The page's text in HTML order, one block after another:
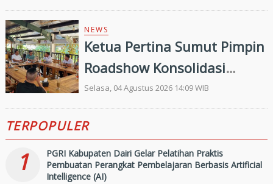
Labuhanbatu dan
Labuhanbatu Selatan Jelang
Porprovsu 2026
NEWS
Ketua Pertina Sumut Pimpin
Roadshow Konsolidasi
Jelang Porprovsu 2026,
Pastikan Kesiapan
Kontingen Kabupaten/Kota
Selasa, 04 Agustus 2026 14:09 WIB
TERPOPULER
1
PGRI Kabupaten Dairi Gelar Pelatihan Praktis
Pembuatan Perangkat Pembelajaran Berbasis Artificial
Intelligence (AI)